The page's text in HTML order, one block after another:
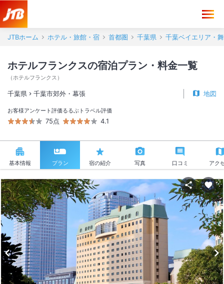
JTBホーム ホテル・旅館・宿 首都圏 千葉県 千葉ベイエリア・
ホテルフランクスの宿泊プラン・料金一覧
（ホテルフランクス ）
千葉県 千葉市郊外・幕張 地図
お客様アンケート評価
75点
るるぶトラベル評価
4.1
基本情報 プラン 宿の紹介 写真 口コミ アク